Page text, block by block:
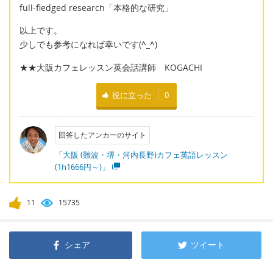
full-fledged research「本格的な研究」
以上です。
少しでも参考になれば幸いです(^_^)
★★大阪カフェレッスン英会話講師 KOGACHI
役に立った 0
回答したアンカーのサイト
「大阪 (難波・堺・河内長野)カフェ英語レッスン
(1h1666円～)」
11 15735
シェア ツイート